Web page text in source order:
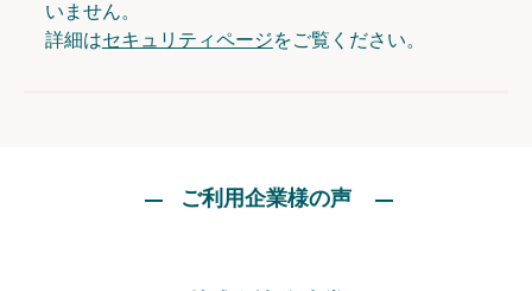
いません。
詳細はセキュリティページをご覧ください。
ご利用企業様の声